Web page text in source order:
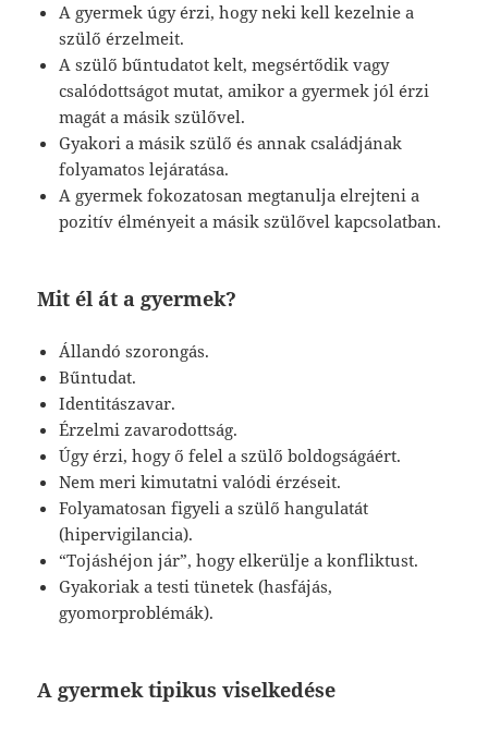
A gyermek úgy érzi, hogy neki kell kezelnie a
szülő érzelmeit.
A szülő bűntudatot kelt, megsértődik vagy
csalódottságot mutat, amikor a gyermek jól érzi
magát a másik szülővel.
Gyakori a másik szülő és annak családjának
folyamatos lejáratása.
A gyermek fokozatosan megtanulja elrejteni a
pozitív élményeit a másik szülővel kapcsolatban.
Mit él át a gyermek?
Állandó szorongás.
Bűntudat.
Identitászavar.
Érzelmi zavarodottság.
Úgy érzi, hogy ő felel a szülő boldogságáért.
Nem meri kimutatni valódi érzéseit.
Folyamatosan figyeli a szülő hangulatát
(hipervigilancia).
“Tojáshéjon jár”, hogy elkerülje a konfliktust.
Gyakoriak a testi tünetek (hasfájás,
gyomorproblémák).
A gyermek tipikus viselkedése